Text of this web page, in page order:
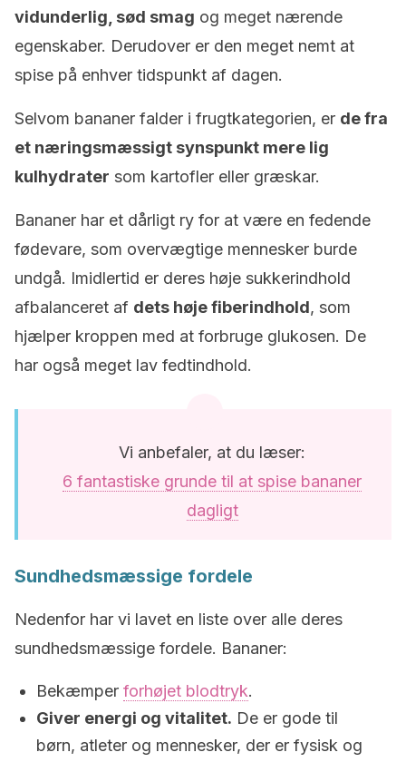
vidunderlig, sød smag og meget nærende
egenskaber. Derudover er den meget nemt at
spise på enhver tidspunkt af dagen.
Selvom bananer falder i frugtkategorien, er de fra
et næringsmæssigt synspunkt mere lig
kulhydrater som kartofler eller græskar.
Bananer har et dårligt ry for at være en fedende
fødevare, som overvægtige mennesker burde
undgå. Imidlertid er deres høje sukkerindhold
afbalanceret af dets høje fiberindhold, som
hjælper kroppen med at forbruge glukosen. De
har også meget lav fedtindhold.
Vi anbefaler, at du læser:
6 fantastiske grunde til at spise bananer
dagligt
Sundhedsmæssige fordele
Nedenfor har vi lavet en liste over alle deres
sundhedsmæssige fordele. Bananer:
Bekæmper forhøjet blodtryk.
Giver energi og vitalitet. De er gode til
børn, atleter og mennesker, der er fysisk og